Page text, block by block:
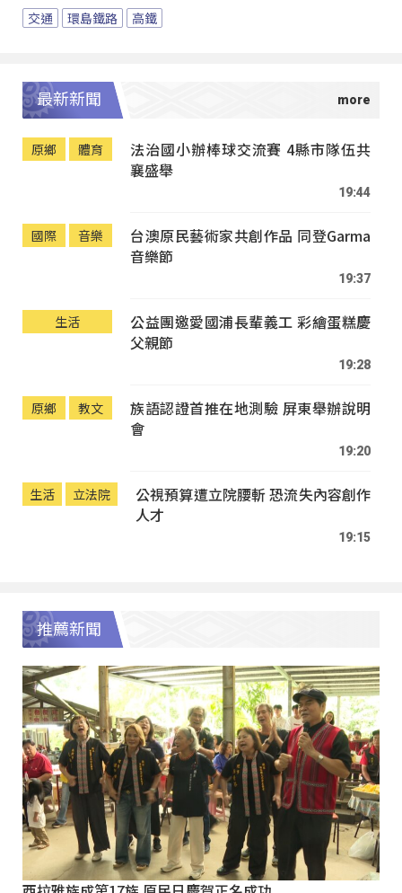
交通 環島鐵路 高鐵
最新新聞
原鄉 體育
法治國小辦棒球交流賽 4縣市隊伍共
襄盛舉
19:44
國際 音樂
台澳原民藝術家共創作品 同登Garma
音樂節
19:37
生活
公益團邀愛國浦長輩義工 彩繪蛋糕慶
父親節
19:28
原鄉 教文
族語認證首推在地測驗 屏東舉辦說明
會
19:20
生活 立法院
公視預算遭立院腰斬 恐流失內容創作
人才
19:15
推薦新聞